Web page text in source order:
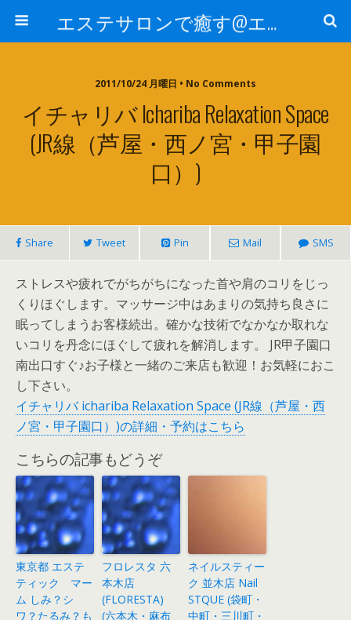
エステサロンで癒す@エステ～全国エステ情報
2011/10/24 月曜日 • No Comments
イチャリバ Ichariba Relaxation Space
(JR線（芦屋・西ノ宮・甲子園
口）)
Share Tweet Pin Mail SMS
ストレスや疲れでがちがちになった首や肩のコリをじっ
くりほぐします。マッサージ中はあまりの気持ち良さに
眠ってしまうお客様続出。確かな技術でなかなか取れな
いコリを丹念にほぐして疲れを解消します。 JR甲子園口
南出口すぐ♪お子様と一緒のご来店も歓迎！お気軽におこ
し下さい。
イチャリバ ichariba Relaxation Space (JR線（芦屋・西
ノ宮・甲子園口）)の詳細・予約はこちら
こちらの記事もどうぞ
東京都 エステ
ティック マー
ム しみ？シ
ワ？たるみ？も
フロレスタ 六
本木店
(FLORESTA)
(六本木・麻布
ネイルスティー
ク 並木店 Nail
STQUE (袋町・
中町・三川町・